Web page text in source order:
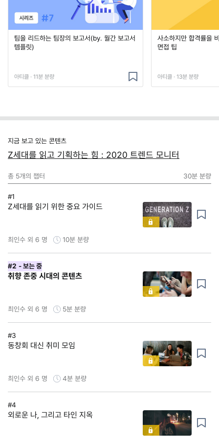
팀을 리드하는 팀장의 보고서(by. 월간 보고서
템플릿)
아티클 · 11분 분량
사소하지만 합격률을
면접 팁
아티클 · 13분 분량
지금 보고 있는 콘텐츠
Z세대를 읽고 기획하는 힘 : 2020 트렌드 모니터
총 5개의 챕터 30분 분량
#1
Z세대를 읽기 위한 중요 가이드
최인수 외 6 명 10분 분량
#2 - 보는 중
취향 존중 시대의 콘텐츠
최인수 외 6 명 5분 분량
#3
동창회 대신 취미 모임
최인수 외 6 명 4분 분량
#4
외로운 나, 그리고 타인 지옥